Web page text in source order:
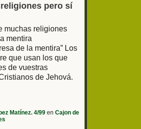
pero sí
muchas religiones
mentira
de la mentira” Los
que usan los que
de vuestras
de Jehová.
Matínez. 4/99en Cajon de